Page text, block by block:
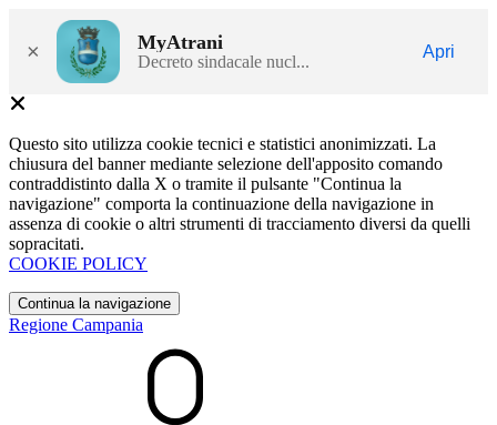
× MyAtrani
Decreto sindacale nucl...
Apri
Questo sito utilizza cookie tecnici e statistici anonimizzati. La
chiusura del banner mediante selezione dell'apposito comando
contraddistinto dalla X o tramite il pulsante "Continua la
navigazione" comporta la continuazione della navigazione in
assenza di cookie o altri strumenti di tracciamento diversi da quelli
sopracitati.
COOKIE POLICY
Continua la navigazione
Regione Campania